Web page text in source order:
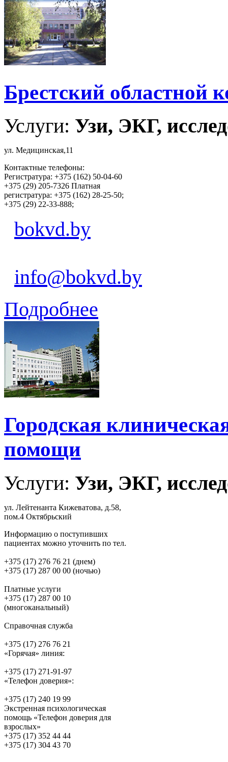
Брестский областной
Услуги: Узи, ЭКГ,
ул. Медицинская,11
Контактные телефоны:
Регистратура: +375 (162) 50-04-60
+375 (29) 205-7326 Платная
регистратура: +375 (162) 28-25-50;
+375 (29) 22-33-888;
bokvd.by
info@bokvd.by
Подробнее
Городская
помощи
Услуги: Узи, ЭКГ,
ул. Лейтенанта Кижеватова, д.58,
пом.4 Октябрьский
Информацию о поступивших
пациентах можно уточнить по тел.
+375 (17) 276 76 21 (днем)
+375 (17) 287 00 00 (ночью)
Платные услуги
+375 (17) 287 00 10
(многоканальный)
Справочная служба
+375 (17) 276 76 21
«Горячая» линия:
+375 (17) 271-91-97
«Телефон доверия»:
+375 (17) 240 19 99
Экстренная психологическая
помощь «Телефон доверия для
взрослых»
+375 (17) 352 44 44
+375 (17) 304 43 70